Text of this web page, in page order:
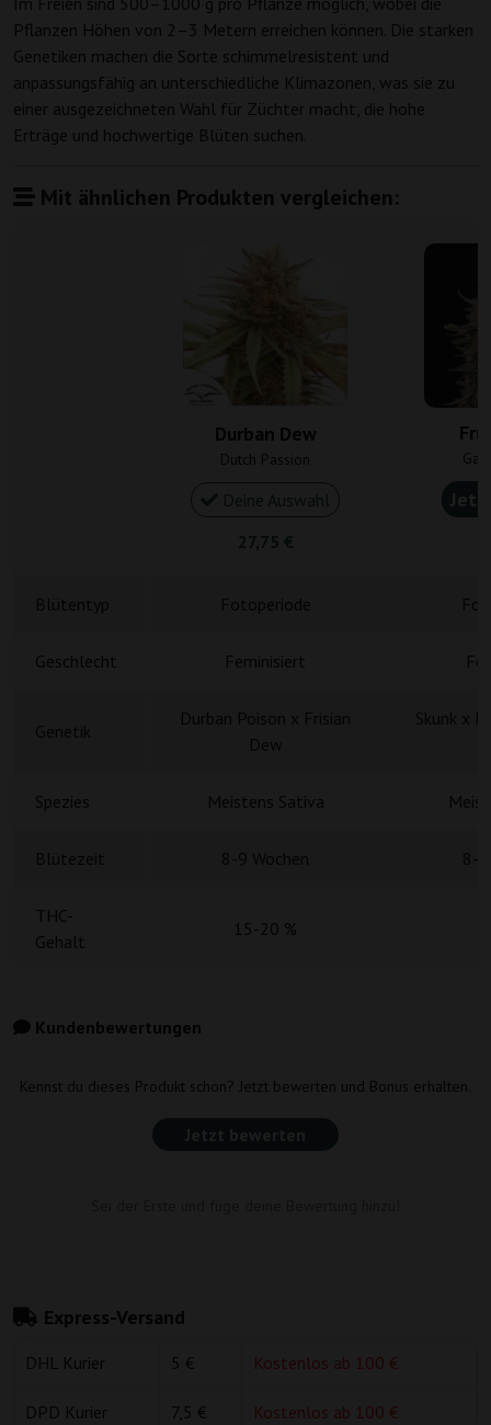
Pflanzen Höhen von 2–3 Metern erreichen können. Die starken
Genetiken machen die Sorte schimmelresistent und
anpassungsfähig an unterschiedliche Klimazonen, was sie zu
einer ausgezeichneten Wahl für Züchter macht, die hohe
Erträge und hochwertige Blüten suchen.
Mit ähnlichen Produkten vergleichen:
Durban Dew
Dutch Passion
Geschlecht Feminisiert
Spezies Meistens Sativa
THC-
Gehalt
15-20 %
Kundenbewertungen
Kennst du dieses Produkt schon? Jetzt bewerten und Bonus erhalten.
Jetzt bewerten
Express-Versand
DHL Kurier 5 € Kostenlos ab 100 €
DPD Kurier 7,5 € Kostenlos ab 100 €